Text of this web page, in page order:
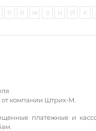
е ё ж з и й к
компании Штрих-М.
платежные и